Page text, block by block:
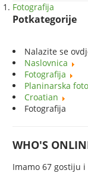
Fotografija
Potkategorije
Nalazite se
Naslovnica
Fotografija
Planinarska
Croatian
Fotografija
WHO'S
Imamo 67 gostiju